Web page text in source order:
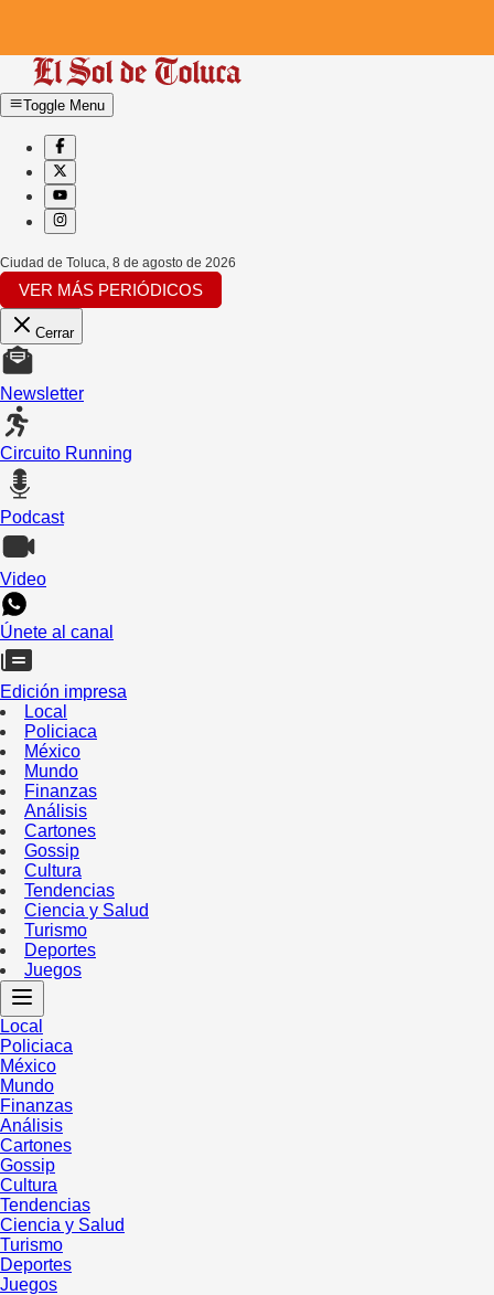
Toggle Menu
Ciudad de Toluca 8 de agosto de 2026
VER MÁS PERIÓDICOS
Cerrar
Newsletter
Circuito Running
Podcast
Video
Únete al canal
Edición impresa
Local
Policiaca
México
Mundo
Finanzas
Análisis
Cartones
Gossip
Cultura
Tendencias
Ciencia y Salud
Turismo
Deportes
Juegos
Local
Policiaca
México
Mundo
Finanzas
Análisis
Cartones
Gossip
Cultura
Tendencias
Ciencia y Salud
Turismo
Deportes
Juegos